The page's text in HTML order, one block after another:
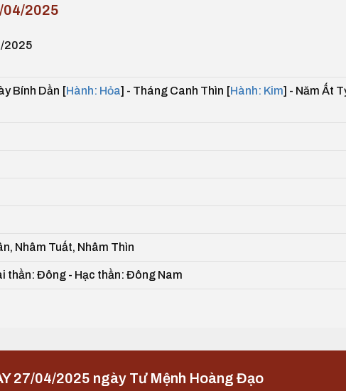
04/2025
2025
Bính Dần [Hành: Hỏa] - Tháng Canh Thìn [Hành: Kim] - Năm Ất
Nhâm Tuất, Nhâm Thìn
thần: Đông - Hạc thần: Đông Nam
27/04/2025 ngày Tư Mệnh Hoàng Đạo